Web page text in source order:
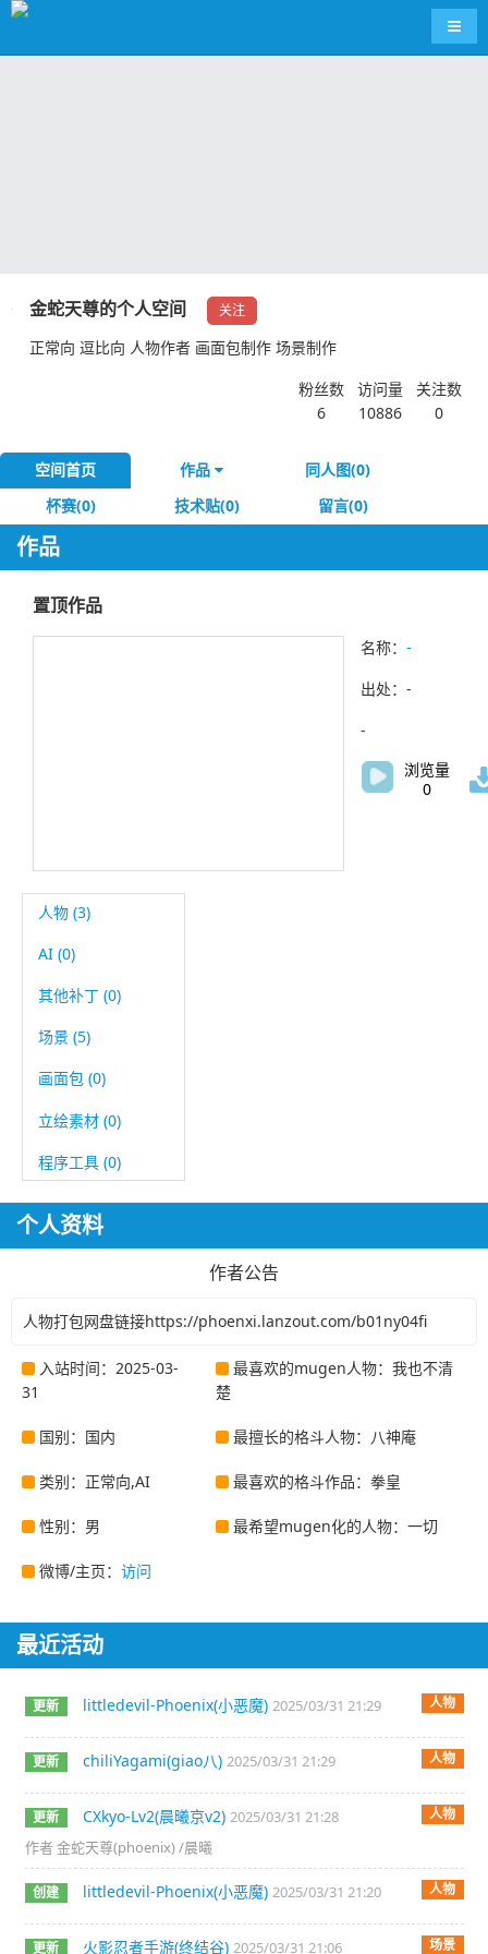
导航
金蛇天尊的个人空间 关注
正常向 逗比向 人物作者 画面包制作 场景制作
粉丝数
6
访问量
10886
关注数
0
空间首页 作品
同人图(0)
杯赛(0)
技术贴(0) 留言(0)
作品
置顶作品
名称： -
出处：-
-
浏览量
0
人物 (3)
AI (0)
其他补丁 (0)
场景 (5)
画面包 (0)
立绘素材 (0)
程序工具 (0)
个人资料
作者公告
人物打包网盘链接https://phoenxi.lanzout.com/b01ny04fi
入站时间：2025-03-
31
国别：国内
类别：正常向,AI
性别：男
微博/主页： 访问
最喜欢的mugen人物：我也不清
楚
最擅长的格斗人物：八神庵
最喜欢的格斗作品：拳皇
最希望mugen化的人物：一切
最近活动
更新 littledevil-Phoenix(小恶魔) 2025/03/31 21:29 人物
更新 chiliYagami(giao八) 2025/03/31 21:29 人物
更新 CXkyo-Lv2(晨曦京v2) 2025/03/31 21:28 人物
作者 金蛇天尊(phoenix) /晨曦
创建 littledevil-Phoenix(小恶魔) 2025/03/31 21:20 人物
更新 火影忍者手游(终结谷) 2025/03/31 21:06 场景